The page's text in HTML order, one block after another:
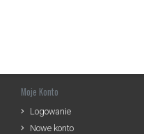
Moje Konto
Logowanie
Nowe konto